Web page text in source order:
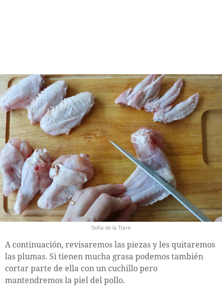
Sofía de la Torre
A continuación, revisaremos las piezas y les quitaremos
las plumas. Si tienen mucha grasa podemos también
cortar parte de ella con un cuchillo pero
mantendremos la piel del pollo.